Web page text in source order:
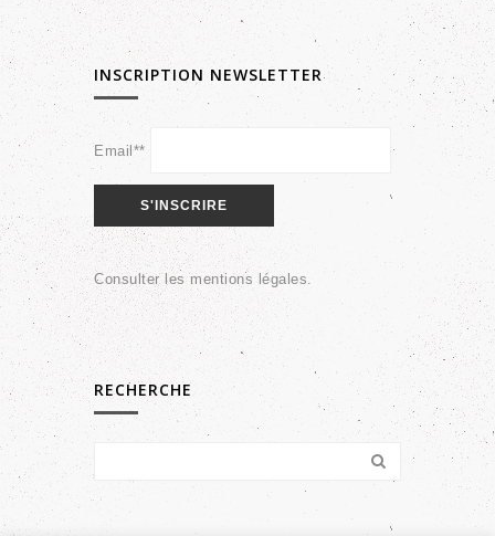
INSCRIPTION NEWSLETTER
Email**
Consulter lesmentions légales.
RECHERCHE